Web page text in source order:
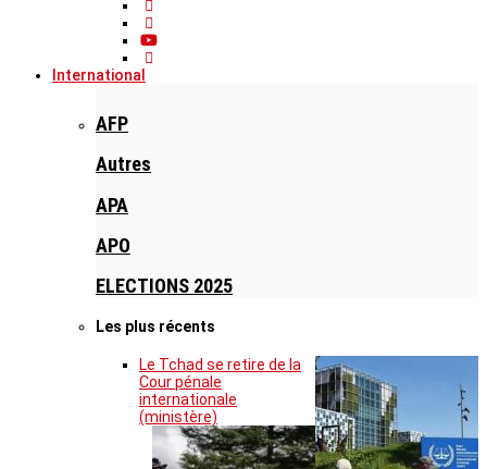
International
AFP
Autres
APA
APO
ELECTIONS 2025
Les plus récents
Le Tchad se retire de la
Cour pénale
internationale
(ministère)